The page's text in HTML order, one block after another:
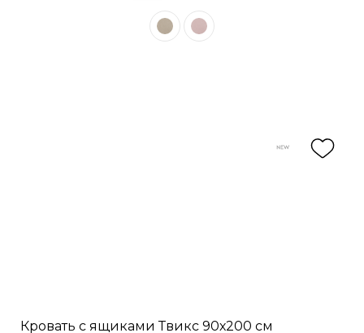
Кровать с ящиками Твикс 90х200 см